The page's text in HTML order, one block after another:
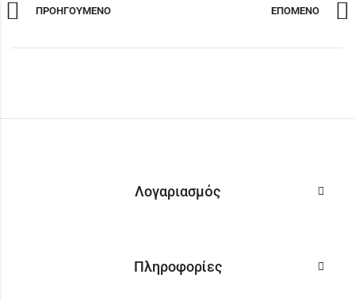
ΠΡΟΗΓΟΥΜΕΝΟ ΕΠΟΜΕΝΟ
Λογαριασμός
Πληροφορίες